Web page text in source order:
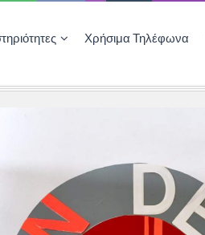
Χρήσιμα Τηλέφωνα